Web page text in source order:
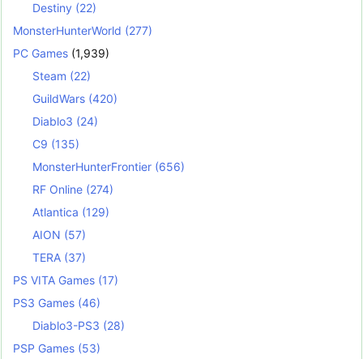
Destiny (22)
MonsterHunterWorld (277)
PC Games (1,939)
Steam (22)
GuildWars (420)
Diablo3 (24)
C9 (135)
MonsterHunterFrontier (656)
RF Online (274)
Atlantica (129)
AION (57)
TERA (37)
PS VITA Games (17)
PS3 Games (46)
Diablo3-PS3 (28)
PSP Games (53)